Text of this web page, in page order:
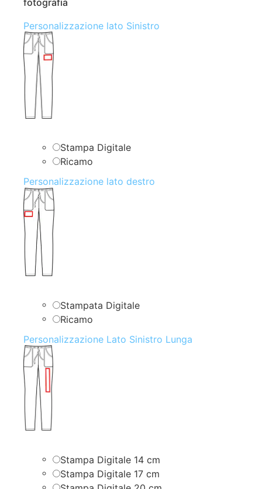
fotografia
Personalizzazione lato Sinistro
Stampa Digitale
Ricamo
Personalizzazione lato destro
Stampata Digitale
Ricamo
Personalizzazione Lato Sinistro Lunga
Stampa Digitale 14 cm
Stampa Digitale 17 cm